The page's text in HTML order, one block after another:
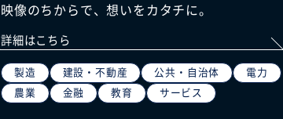
映像のちからで、想いをカタチに。
詳細はこちら
製造 建設・不動産 公共・自治体
電力
農業
金融 教育 サービス